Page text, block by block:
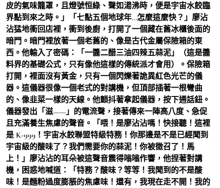
皮的氣味籠罩，且燈號恒綠、聲如湯沸時，便是宇宙水餃臨
界點到來之時。」「七點五個地球年…怎麼這麼快？」廖沾
沾猛地衝回店裡，衝到後廚，打開了一個藏在舊冰櫃後面的
暗門。暗門裡放著一個老舊的、像是古代金屬保險箱的東
西。他輸入了密碼：「一醬二醋三油四辣五蒜泥」（這是醬
料界的基礎公式，只有像他這樣的傳統派才會用）。保險箱
打開，裡面沒有黃金，只有一個閃爍著詭異紅色光芒的儀
器。這儀器很像一個老式的對講機，但頂部插著一根彎曲
的、像韭菜一樣的天線。他顫抖著拿起儀器，按下通話鈕。
儀器發出「滋——」的電流聲，接著傳來一陣高八度、急促
且充滿養生焦慮的聲音。「喂！是廖沾沾嗎！快接聽！這裡
是 K-999！宇宙水餃聯盟特級特務！你那邊是不是已經聞到
宇宙級的酸味了？我們需要你的蒜泥！你被徵召了！馬
上！」廖沾沾的耳朵被這聲音震得嗡嗡作響，他捏著對講
機，困惑地喊道：「特務？酸味？等等！我聞到的不是酸
味！是麵粉過度膨脹的焦慮味！還有，我現在走不開！我的